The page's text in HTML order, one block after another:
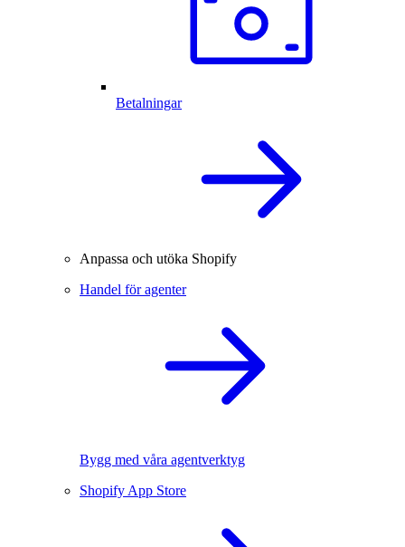
Betalningar
Anpassa och utöka Shopify
Handel för agenter
Bygg med våra agentverktyg
Shopify App Store